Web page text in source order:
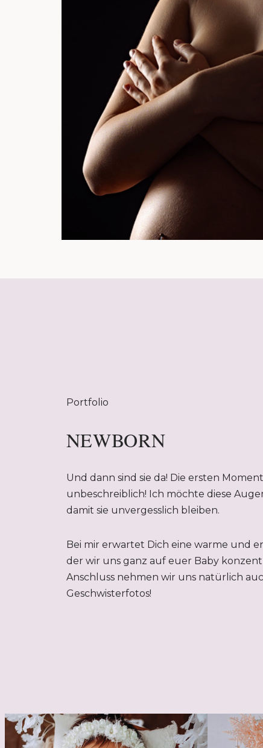
Portfolio
NEWBORN
Und dann sind sie da! Die ersten
unbeschreiblich! Ich möchte diese
damit sie unvergesslich bleiben.
Bei mir erwartet Dich eine warme und
der wir uns ganz auf euer Baby
Anschluss nehmen wir uns natürlich
Geschwisterfotos!